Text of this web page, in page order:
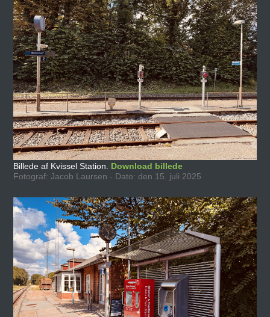
Billede af Kvissel Station. Download billede
Fotograf: Jacob Laursen - Dato: den 15. juli 2025